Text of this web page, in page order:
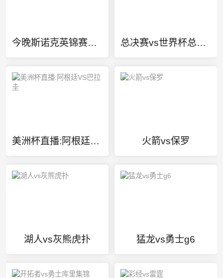
今晚斯诺克英锦赛直播 总决赛vs世界杯总决赛视频
美洲杯直播:阿根廷VS巴拉圭 火箭vs保罗
湖人vs灰熊虎扑 猛龙vs勇士g6